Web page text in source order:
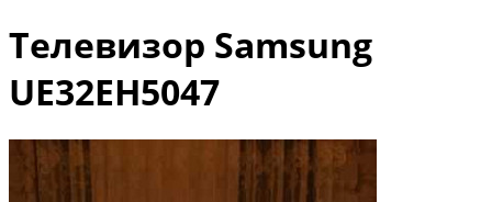
Телевизор Samsung
UE32EH5047